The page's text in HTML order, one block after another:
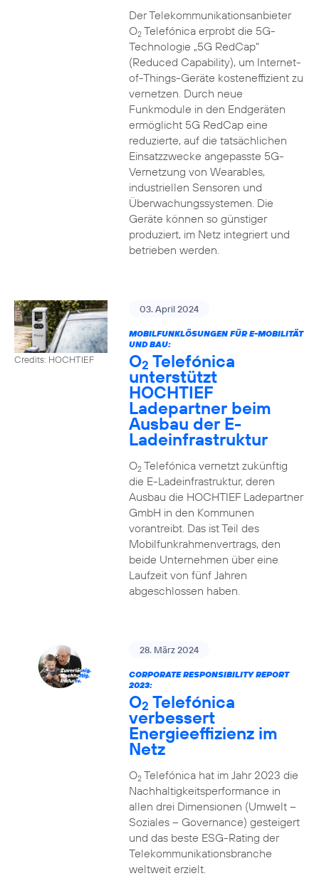
Der Telekommunikationsanbieter
O2Telefónica erprobt die 5G-
Technologie „5G RedCap“
(Reduced Capability), um Internet-
of-Things-Geräte kosteneffizient zu
vernetzen. Durch neue
Funkmodule in den Endgeräten
ermöglicht 5G RedCap eine
reduzierte, auf die tatsächlichen
Einsatzzwecke angepasste 5G-
Vernetzung von Wearables,
industriellen Sensoren und
Überwachungssystemen. Die
Geräte können so günstiger
produziert, im Netz integriert und
betrieben werden.
Credits: HOCHTIEF
03. April 2024
MOBILFUNKLÖSUNGEN FÜR E-MOBILITÄT
UND BAU:
O2 Telefónica
unterstützt
HOCHTIEF
Ladepartner beim
Ausbau der E-
Ladeinfrastruktur
O2Telefónica vernetzt zukünftig
die E-Ladeinfrastruktur, deren
Ausbau die HOCHTIEF Ladepartner
GmbH in den Kommunen
vorantreibt. Das ist Teil des
Mobilfunkrahmenvertrags, den
beide Unternehmen über eine
Laufzeit von fünf Jahren
abgeschlossen haben.
28. März 2024
CORPORATE RESPONSIBILITY REPORT
2023:
O2 Telefónica
verbessert
Energieeffizienz im
Netz
O2Telefónica hat im Jahr 2023 die
Nachhaltigkeitsperformance in
allen drei Dimensionen (Umwelt –
Soziales – Governance) gesteigert
und das beste ESG-Rating der
Telekommunikationsbranche
weltweit erzielt.